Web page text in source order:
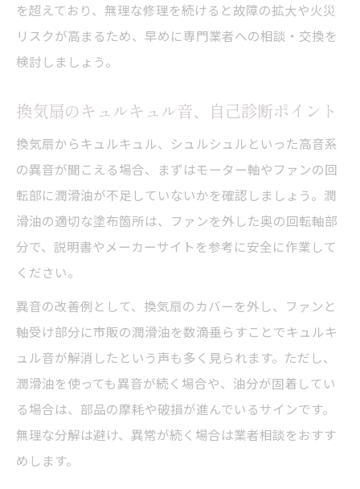
換気扇音別のキッチン対策チェックリスト
異音ごとに異なる掃除とメンテナンス法
キッチン換気扇吸い込み改善のDIY手順
ファン分解と清掃で吸気力を取り戻す方法
シャッター確認で逆流を防ぐメンテナンス
モーター潤滑油追加で音と吸い込みを改善
を超えており、無理な修理を続けると故障の拡大や火災
リスクが高まるため、早めに専門業者への相談・交換を
検討しましょう。
換気扇のキュルキュル音、自己診断ポイント
換気扇からキュルキュル、シュルシュルといった高音系
の異音が聞こえる場合、まずはモーター軸やファンの回
転部に潤滑油が不足していないかを確認しましょう。潤
滑油の適切な塗布箇所は、ファンを外した奥の回転軸部
分で、説明書やメーカーサイトを参考に安全に作業して
ください。
異音の改善例として、換気扇のカバーを外し、ファンと
軸受け部分に市販の潤滑油を数滴垂らすことでキュルキ
ュル音が解消したという声も多く見られます。ただし、
潤滑油を使っても異音が続く場合や、油分が固着してい
る場合は、部品の摩耗や破損が進んでいるサインです。
無理な分解は避け、異常が続く場合は業者相談をおすす
めします。